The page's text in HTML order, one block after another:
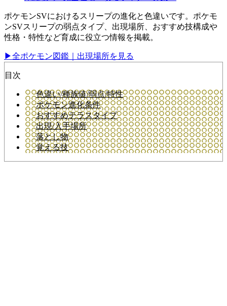
ポケモンSVにおけるスリープの進化と色違いです。ポケモ
ンSVスリープの弱点タイプ、出現場所、おすすめ技構成や
性格・特性など育成に役立つ情報を掲載。
▶全ポケモン図鑑｜出現場所を見る
目次
色違い/種族値/弱点/特性
ポケモン進化条件
おすすめテラスタイプ
出現/入手場所
落とし物
覚える技